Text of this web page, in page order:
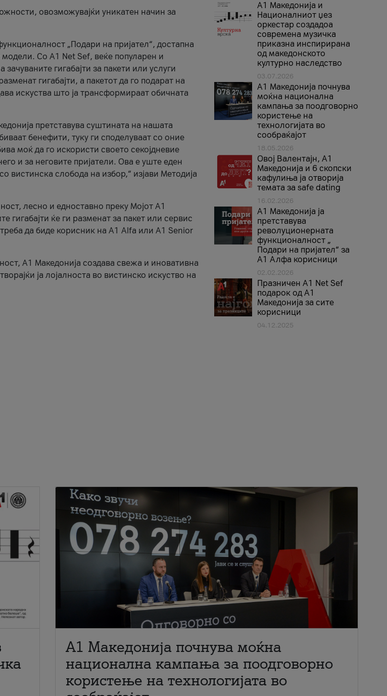
овозможувајќи уникатен начин за
„Подари на пријател“, достапна
Со A1 Net Sef, веќе популарен и
гигабајти за пакети или услуги
гигабајти, а пакетот да го подарат на
искуства што ја трансформираат обичната
претставува суштината на нашата
бенефити, туку ги споделуваат со оние
моќ да го искористи своето секојдневие
и за неговите пријатели. Ова е уште еден
вистинска слобода на избор,“ изјави Методија
лесно и едноставно преку Мојот А1
гигабајти ќе ги разменат за пакет или сервис
да биде корисник на А1 Alfa или A1 Senior
А1 Македонија создава свежа и иновативна
ја лојалноста во вистинско искуство на
А1 Македонија и
Националниот џез
оркестар создадоа
современа музичка
приказна инспирирана
од македонското
културно наследство
03.07.2026
A1 Македонија почнува
моќна национална
кампања за поодговорно
користење на
технологијата во
сообраќајот
18.05.2026
Овој Валентајн, A1
Македонија и 6 скопски
кафулиња ја отворија
темата за safe dating
16.02.2026
А1 Македонија ја
претставува
револуционерната
функционалност „
Подари на пријател“ за
А1 Алфа корисници
02.02.2026
Празничен A1 Net Sеf
подарок од А1
Македонија за сите
корисници
04.12.2025
A1 Македонија почнува моќна
национална кампања за поодговорно
користење на технологијата во